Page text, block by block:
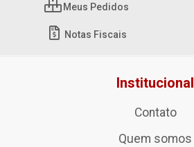
Meus Pedidos
Notas Fiscais
Institucional
Contato
Quem somos